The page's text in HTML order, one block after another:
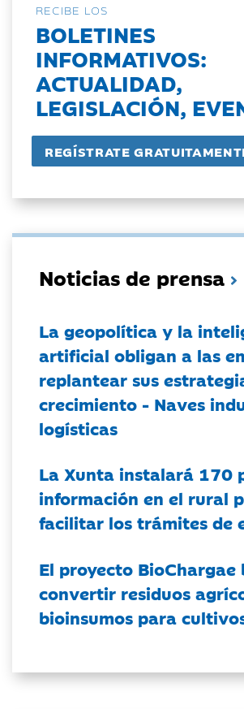
RECIBE LOS
BOLETINES
INFORMATIVOS:
ACTUALIDAD,
LEGISLACIÓN,
Noticias de prensa
La geopolítica y la
artificial obligan a las
replantear sus
crecimiento - Naves
logísticas
La Xunta instalará 170
información en el rural
facilitar los trámites de
El proyecto BioChargae
convertir residuos
bioinsumos para